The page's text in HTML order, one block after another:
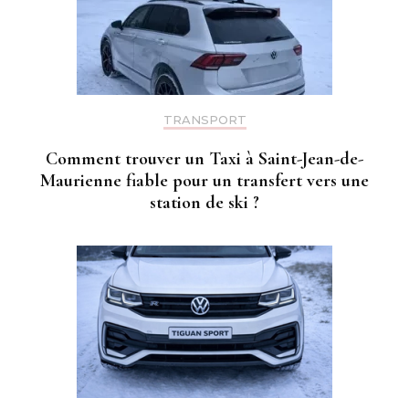
TRANSPORT
Comment trouver un Taxi à Saint-Jean-de-
Maurienne fiable pour un transfert vers une
station de ski ?